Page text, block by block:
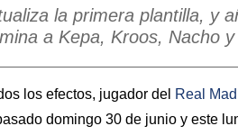
la primera plantilla, y
a Kepa, Kroos, Nacho
los efectos, jugador del Real
domingo 30 de junio y este